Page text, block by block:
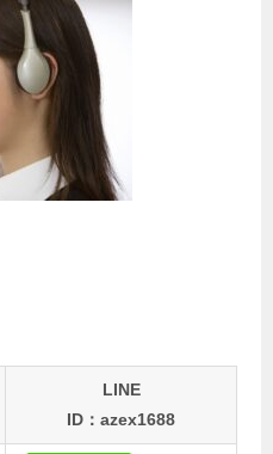
LINE
ID：azex1688